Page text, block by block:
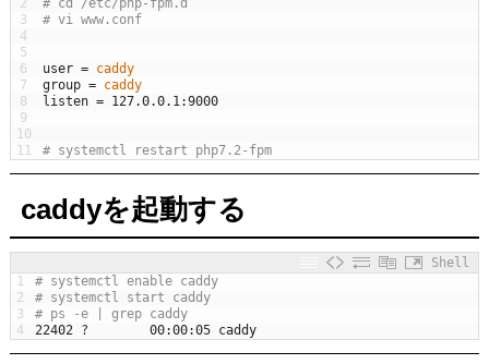
2
3
4
5
6
7
8
9
10
11
# cd /etc/php-fpm.d
# vi www.conf
user = caddy
group = caddy
listen = 127.0.0.1:9000
# systemctl restart php7.2-fpm
caddyを起動する
Shell
1
2
3
4
# systemctl enable caddy
# systemctl start caddy
# ps -e | grep caddy
22402 ? 00:00:05 caddy